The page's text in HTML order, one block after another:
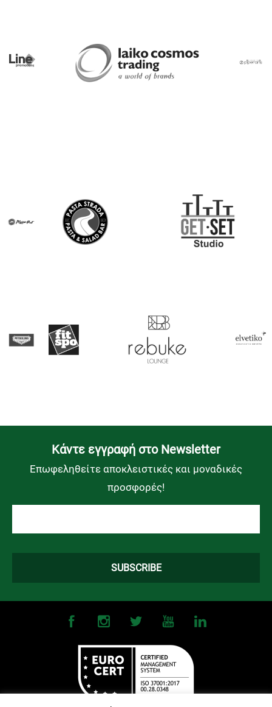
Kάντε εγγραφή στο Newsletter
Επωφεληθείτε αποκλειστικές και μοναδικές
προσφορές!